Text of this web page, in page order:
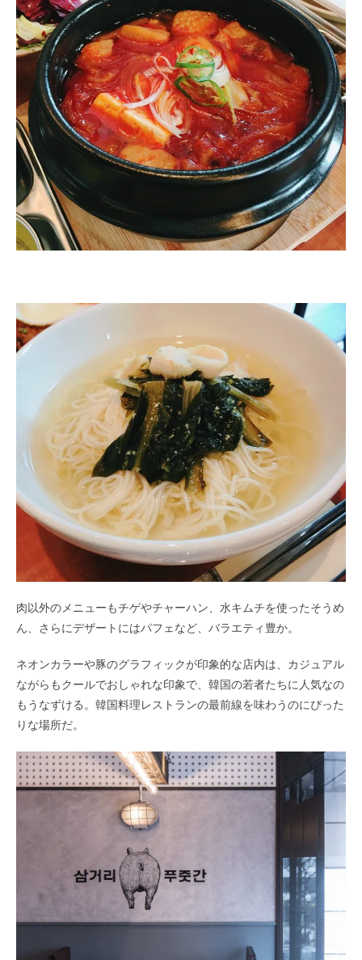
肉以外のメニューもチゲやチャーハン、水キムチを使ったそうめ
ん、さらにデザートにはパフェなど、バラエティ豊か。
ネオンカラーや豚のグラフィックが印象的な店内は、カジュアル
ながらもクールでおしゃれな印象で、韓国の若者たちに人気なの
もうなずける。韓国料理レストランの最前線を味わうのにぴった
りな場所だ。